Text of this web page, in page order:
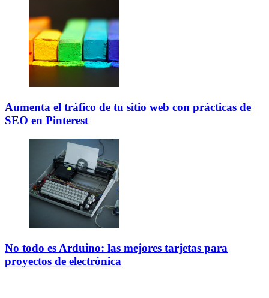
Aumenta el tráfico de tu sitio web con prácticas de
SEO en Pinterest
No todo es Arduino: las mejores tarjetas para
proyectos de electrónica